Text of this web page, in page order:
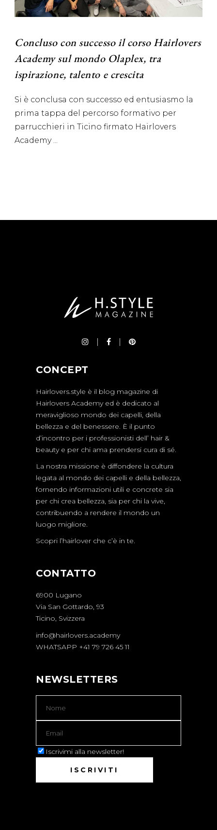
Concluso con successo il corso Hairlovers
Academy sul mondo Olaplex, tra
ispirazione, talento e crescita
Si è conclusa con successo ed entusiasmo la
prima tappa del percorso formativo per
parrucchieri in Ticino firmato Hairlovers
Academy
CONCEPT
Hairlovers.style è il blog magazine di
Hairlovers Academy ed è dedicato al
meraviglioso mondo dei capelli, della
bellezza e del benessere. È il punto
d’incontro per i professionisti dell’ hair &
beauty e per chi ama prendersi cura di sé.
La nostra missione è diffondere la cultura
legata al mondo dei capelli e della bellezza,
fornendo informazioni utili e concrete sia
per chi crea bellezza, sia per chi la vive,
contribuendo a rendere il mondo un
luogo migliore.
Scopri l’hairlover che c’è in te.
CONTATTO
6900 Lugano
Via San Gottardo, 93
Ticino, Svizzera
info@hairlovers.academy
WHATSAPP +41 79 726 45 11
NEWSLETTERS
Iscrivimi alla newsletter!